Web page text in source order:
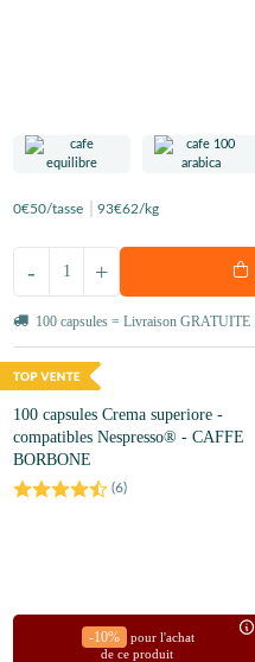
0€50/tasse 93€62/kg
+
-
100 capsules = Livraison GRATUITE
100 capsules Crema superiore -
compatibles Nespresso® - CAFFE
BORBONE
(6)
-10%
pour l'achat
de ce produit